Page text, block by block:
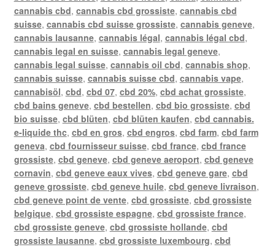
cannabis cbd, cannabis cbd grossiste, cannabis cbd
suisse, cannabis cbd suisse grossiste, cannabis geneve,
cannabis lausanne, cannabis légal, cannabis légal cbd,
cannabis legal en suisse, cannabis legal geneve,
cannabis legal suisse, cannabis oil cbd, cannabis shop,
cannabis suisse, cannabis suisse cbd, cannabis vape,
cannabisöl, cbd, cbd 07, cbd 20%, cbd achat grossiste,
cbd bains geneve, cbd bestellen, cbd bio grossiste, cbd
bio suisse, cbd blüten, cbd blüten kaufen, cbd cannabis.
e-liquide thc, cbd en gros, cbd engros, cbd farm, cbd farm
geneva, cbd fournisseur suisse, cbd france, cbd france
grossiste, cbd geneve, cbd geneve aeroport, cbd geneve
cornavin, cbd geneve eaux vives, cbd geneve gare, cbd
geneve grossiste, cbd geneve huile, cbd geneve livraison,
cbd geneve point de vente, cbd grossiste, cbd grossiste
belgique, cbd grossiste espagne, cbd grossiste france,
cbd grossiste geneve, cbd grossiste hollande, cbd
grossiste lausanne, cbd grossiste luxembourg, cbd